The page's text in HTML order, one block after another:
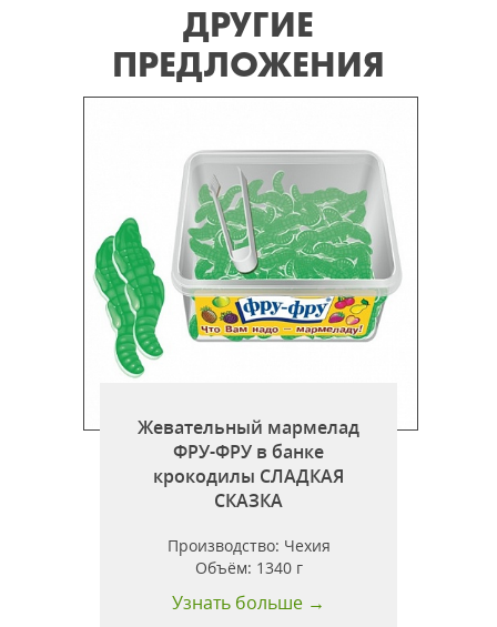
ДРУГИЕ
ПРЕДЛОЖЕНИЯ
Жевательный мармелад
ФРУ-ФРУ в банке
крокодилы СЛАДКАЯ
СКАЗКА
Производство: Чехия
Объём: 1340 г
Узнать больше →